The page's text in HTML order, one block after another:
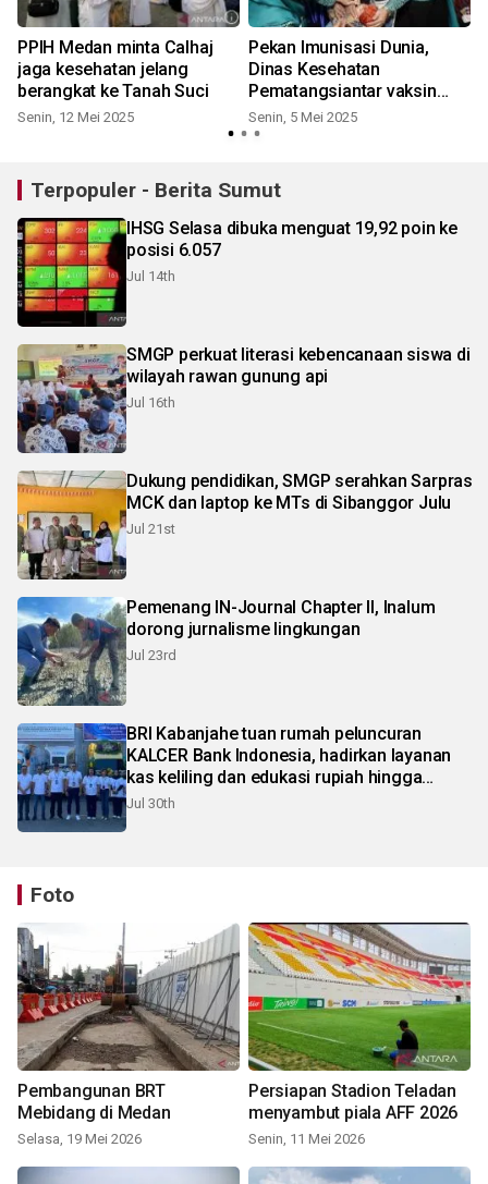
PPIH Medan minta Calhaj
jaga kesehatan jelang
berangkat ke Tanah Suci
Senin, 12 Mei 2025
Pekan Imunisasi Dunia,
Dinas Kesehatan
Pematangsiantar vaksin
polio bayi
Senin, 5 Mei 2025
Terpopuler - Berita Sumut
IHSG Selasa dibuka menguat 19,92 poin ke
posisi 6.057
Jul 14th
SMGP perkuat literasi kebencanaan siswa di
wilayah rawan gunung api
Jul 16th
Dukung pendidikan, SMGP serahkan Sarpras
MCK dan laptop ke MTs di Sibanggor Julu
Jul 21st
Pemenang IN-Journal Chapter II, Inalum
dorong jurnalisme lingkungan
Jul 23rd
BRI Kabanjahe tuan rumah peluncuran
KALCER Bank Indonesia, hadirkan layanan
kas keliling dan edukasi rupiah hingga
pelosok Karo
Jul 30th
Foto
Pembangunan BRT
Mebidang di Medan
Selasa, 19 Mei 2026
Persiapan Stadion Teladan
menyambut piala AFF 2026
Senin, 11 Mei 2026